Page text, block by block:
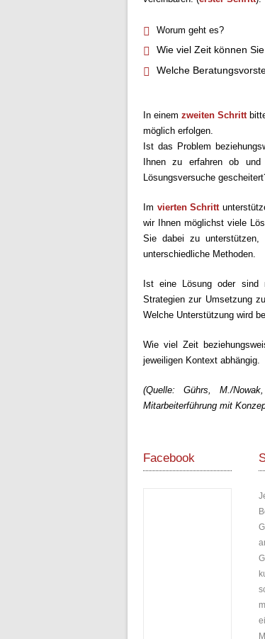
Worum geht es?
Wie viel Zeit können
Welche
In einem zweiten Schritt
möglich erfolgen.
Ist das Problem
Ihnen zu erfahren ob und
Lösungsversuche
Im vierten Schritt
wir Ihnen möglichst viele
Sie dabei zu unterstützen,
unterschiedliche Methoden.
Ist eine Lösung oder sind
Strategien zur Umsetzung
Welche Unterstützung wird
Wie viel Zeit
jeweiligen Kontext abhängig.
(Quelle: Gührs, M./
Mitarbeiterführung mit
Facebook